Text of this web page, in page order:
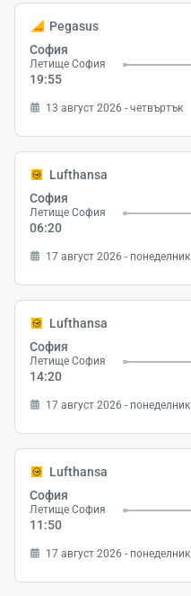
Pegasus
София
Летище София
19:55
13 август 2026 - четвъртък
Lufthansa
София
Летище София
06:20
17 август 2026 - понеделник
Lufthansa
София
Летище София
14:20
17 август 2026 - понеделник
Lufthansa
София
Летище София
11:50
17 август 2026 - понеделник